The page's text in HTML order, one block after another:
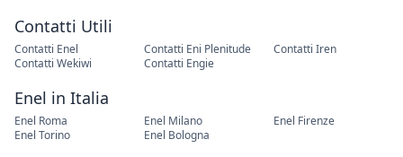
Contatti Utili
Contatti Enel Contatti Eni Plenitude
Contatti Iren
Contatti Wekiwi
Contatti Engie
Enel in Italia
Enel Roma Enel Milano
Enel Firenze
Enel Torino
Enel Bologna